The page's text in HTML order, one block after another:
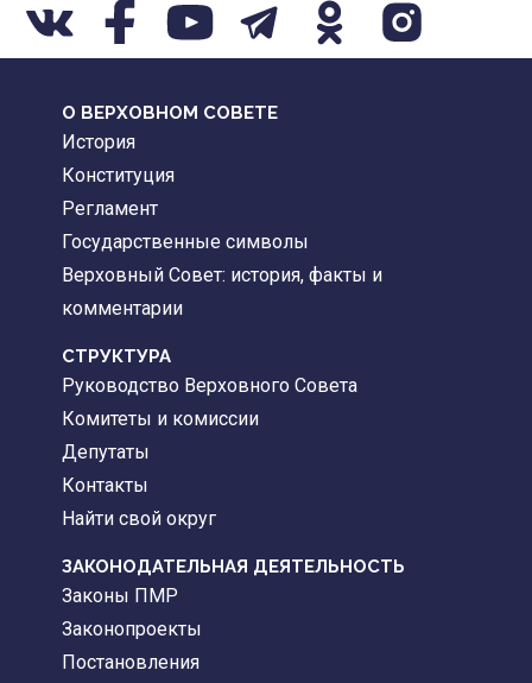
О ВЕРХОВНОМ СОВЕТЕ
История
Конституция
Регламент
Государственные символы
Верховный Совет: история, факты и
комментарии
CТРУКТУРА
Руководство Верховного Совета
Комитеты и комиссии
Депутаты
Контакты
Найти свой округ
ЗАКОНОДАТЕЛЬНАЯ ДЕЯТЕЛЬНОСТЬ
Законы ПМР
Законопроекты
Постановления